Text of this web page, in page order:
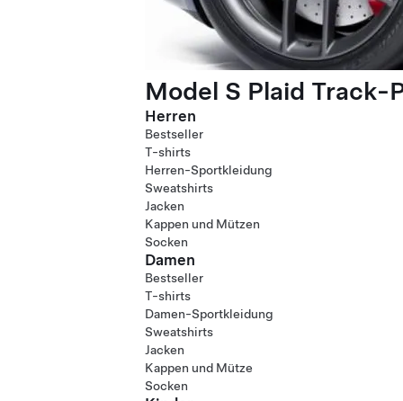
Model S Plaid Track-
Herren
Bestseller
T-shirts
Herren-Sportkleidung
Sweatshirts
Jacken
Kappen und Mützen
Socken
Damen
Bestseller
T-shirts
Damen-Sportkleidung
Sweatshirts
Jacken
Kappen und Mütze
Socken